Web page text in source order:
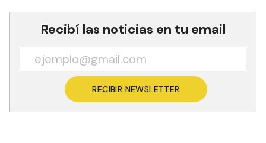
Recibí las noticias en tu email
RECIBIR NEWSLETTER